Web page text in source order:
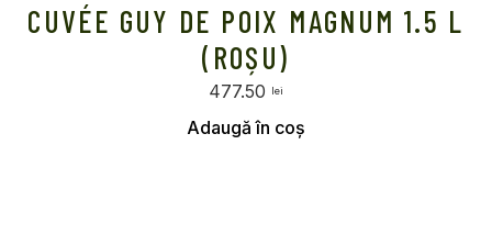
CUVÉE GUY DE POIX MAGNUM 1.5 L
(ROȘU)
477.50 lei
Selectează opțiunile